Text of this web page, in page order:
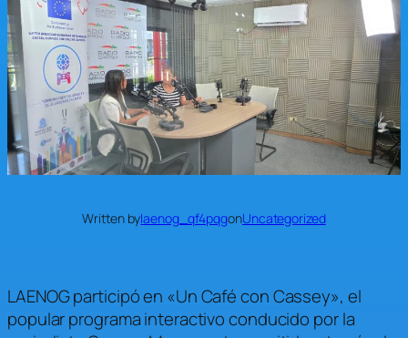
Written bylaenog_qf4pqgonUncategorized
LAENOG participó en «Un Café con Cassey», el
popular programa interactivo conducido por la